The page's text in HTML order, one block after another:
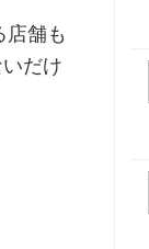
舗も
だけ